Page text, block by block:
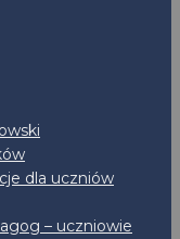
dla uczniów
– uczniowie